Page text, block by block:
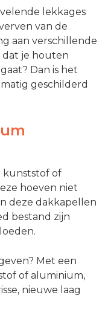
lekkages
van de
aan verschillende
dat je houten
Dan is het
geschilderd
kunststof of
hoeven niet
deze dakkapellen
bestand zijn
Met een
of aluminium,
nieuwe laag